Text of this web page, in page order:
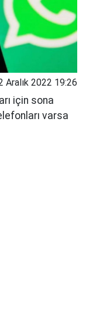
Aralık 2022 19:26
için sona
varsa